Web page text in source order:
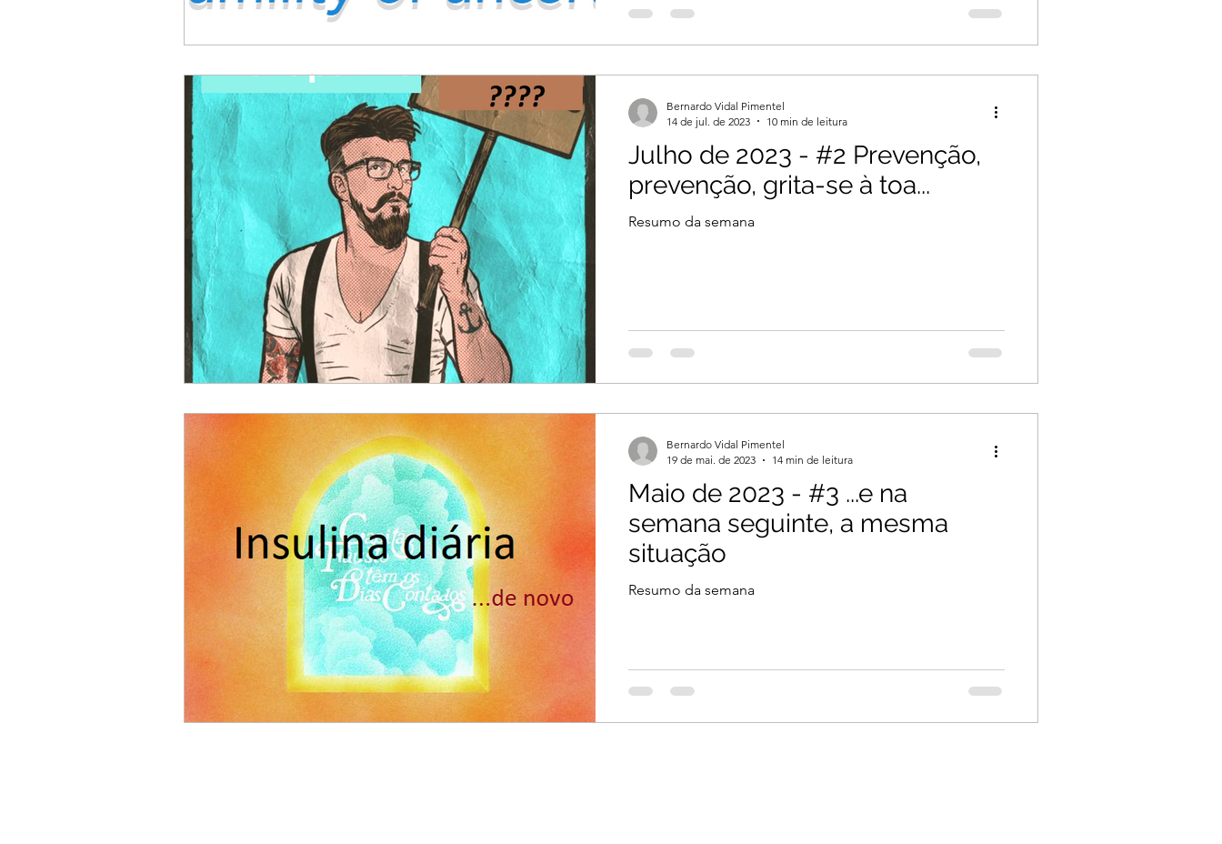
Julho de 2023 - #2 Prevenção,
prevenção, grita-se à toa...
Resumo da semana
Bernardo Vidal Pimentel
14 de jul. de 2023
10 min de leitura
Maio de 2023 - #3 ...e na
semana seguinte, a mesma
situação
Resumo da semana
Bernardo Vidal Pimentel
19 de mai. de 2023
14 min de leitura